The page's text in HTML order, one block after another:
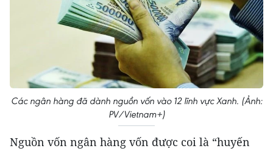
Các ngân hàng đã dành nguồn vốn vào 12 lĩnh vực Xanh. (Ảnh:
PV/Vietnam+)
Nguồn vốn ngân hàng vốn được coi là “huyến